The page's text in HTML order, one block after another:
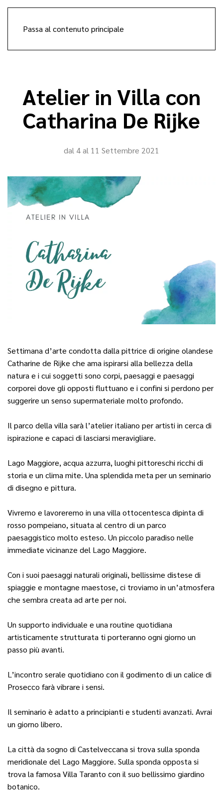
Passa al contenuto principale
Atelier in Villa con
Catharina De Rijke
dal 4 al 11 Settembre 2021
Settimana d’arte condotta dalla pittrice di origine olandese
Catharine de Rijke che ama ispirarsi alla bellezza della
natura e i cui soggetti sono corpi, paesaggi e paesaggi
corporei dove gli opposti fluttuano e i confini si perdono per
suggerire un senso supermateriale molto profondo.
Il parco della villa sarà l’atelier italiano per artisti in cerca di
ispirazione e capaci di lasciarsi meravigliare.
Lago Maggiore, acqua azzurra, luoghi pittoreschi ricchi di
storia e un clima mite. Una splendida meta per un seminario
di disegno e pittura.
Vivremo e lavoreremo in una villa ottocentesca dipinta di
rosso pompeiano, situata al centro di un parco
paesaggistico molto esteso. Un piccolo paradiso nelle
immediate vicinanze del Lago Maggiore.
Con i suoi paesaggi naturali originali, bellissime distese di
spiaggie e montagne maestose, ci troviamo in un’atmosfera
che sembra creata ad arte per noi.
Un supporto individuale e una routine quotidiana
artisticamente strutturata ti porteranno ogni giorno un
passo più avanti.
L’incontro serale quotidiano con il godimento di un calice di
Prosecco farà vibrare i sensi.
Il seminario è adatto a principianti e studenti avanzati. Avrai
un giorno libero.
La città da sogno di Castelveccana si trova sulla sponda
meridionale del Lago Maggiore. Sulla sponda opposta si
trova la famosa Villa Taranto con il suo bellissimo giardino
botanico.